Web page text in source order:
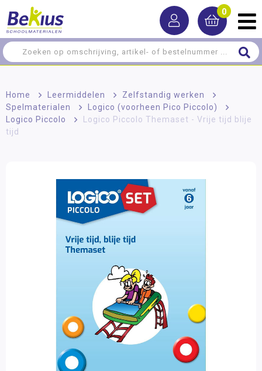
0
Home > Leermiddelen > Zelfstandig werken
>
Spelmaterialen
> Logico (voorheen Pico Piccolo)
>
Logico Piccolo
>
Logico Piccolo Themaset - Vrije tijd blije
tijd